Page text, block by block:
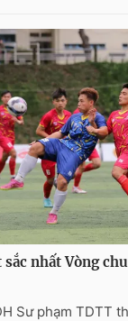
nhất Vòng
Sư phạm TDTT